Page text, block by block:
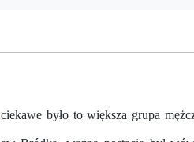
było to większa grupa